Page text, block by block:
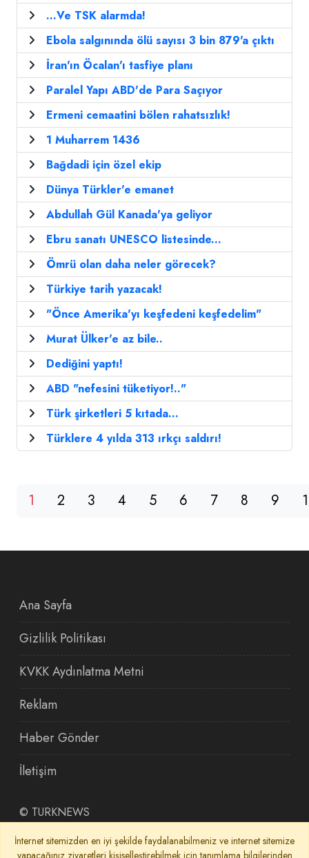
...Ve TSK alarmda!
Ebola salgınında ölü sayısı 3 bin 879'a çıktı
İran'ın Öcalan'ı tasfiye planı
Paralel Yapı ABD'de Para Saçıyor
Ermeni cemaatini bölen rahatsızlık!
1 Muharrem 1436
Bağdadi için özel ekip
Dünya Türkler'e emanet
Abdullah Gül Kanada'ya geliyor
Ebru sanatı UNESCO listesinde...
Ömrü olan daha neler görecek?
Türkiye tarih yazacak!
"Önce Amerika'yı keşfedeni keşfedelim"
Murat Ülker'e az bile..
Dediğini yaptı!
ABD "nefesini tüketiyor!.."
Türk şirketleri 5 kıtada...
Türklere 4 yılda 313 ırkçı saldırı!
1 2 3 4 5 6 7 8 9
Ana Sayfa
Gizlilik Politikası
KVKK Aydınlatma Metni
Reklam
Haber Gönder
İletişim
© TURKNEWS
İnternet sitemizden en iyi şekilde faydalanabilmeniz ve internet sitemize
yapacağınız ziyaretleri kişiselleştirebilmek için tanımlama bilgilerinden